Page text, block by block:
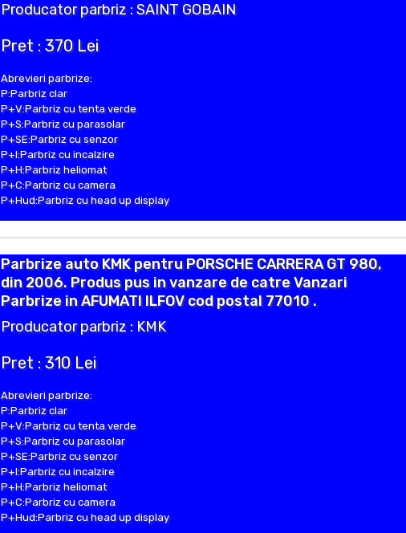
Producator parbriz : SAINT GOBAIN
Pret : 370 Lei
Abrevieri parbrize:
P:Parbriz clar
P+V:Parbriz cu tenta verde
P+S:Parbriz cu parasolar
P+SE:Parbriz cu senzor
P+I:Parbriz cu incalzire
P+H:Parbriz heliomat
P+C:Parbriz cu camera
P+Hud:Parbriz cu head up display
Parbrize auto KMK pentru PORSCHE CARRERA GT 980,
din 2006. Produs pus in vanzare de catre Vanzari
Parbrize in AFUMATI ILFOV cod postal 77010 .
Producator parbriz : KMK
Pret : 310 Lei
Abrevieri parbrize:
P:Parbriz clar
P+V:Parbriz cu tenta verde
P+S:Parbriz cu parasolar
P+SE:Parbriz cu senzor
P+I:Parbriz cu incalzire
P+H:Parbriz heliomat
P+C:Parbriz cu camera
P+Hud:Parbriz cu head up display